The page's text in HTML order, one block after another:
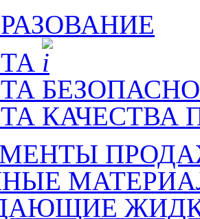
КАЧЕСТВА